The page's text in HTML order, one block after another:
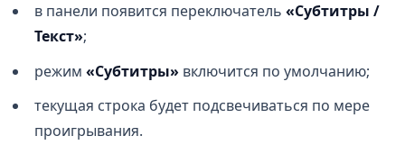
в панели появится переключатель «Субтитры /
Текст»;
режим «Субтитры» включится по умолчанию;
текущая строка будет подсвечиваться по мере
проигрывания.